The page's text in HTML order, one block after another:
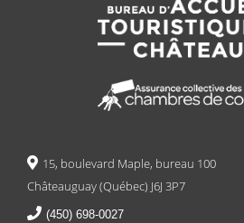
15, boulevard Maple, bureau 100
Châteauguay (Québec) J6J 3P7
(450) 698-0027